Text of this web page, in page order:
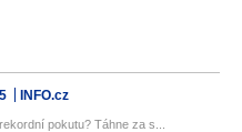
INFO.cz
pokutu? Táhne za s...